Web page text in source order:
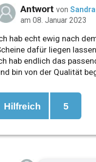
Antwort von Sandra
am 08. Januar 2023
hab echt ewig nach
dafür liegen
hab endlich das
bin von der Qualität
Hilfreich 5